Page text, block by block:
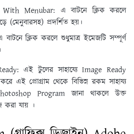
Menubar: এ বাটনে ক্লিক করলে
(মেনুবারসহ) প্রদর্শিত হয়।
ক্লিক করলে শুধুমাত্র ইমেজটি সম্পূর্ণ
এই টুলের সাহায্যেImage Ready
এই প্রােগ্রাম থেকে বিভিন্ন রকম সাহায্য
Program জানা থাকলে উক্ত
যায় ।